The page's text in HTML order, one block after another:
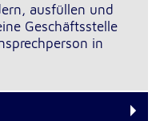
ausfüllen und
Geschäftsstelle
in